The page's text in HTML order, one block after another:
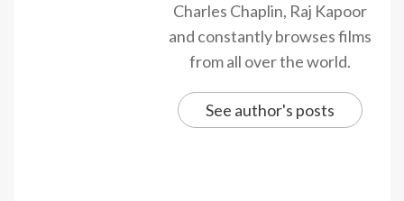
Charles Chaplin, Raj Kapoor
and constantly browses films
from all over the world.
See author's posts